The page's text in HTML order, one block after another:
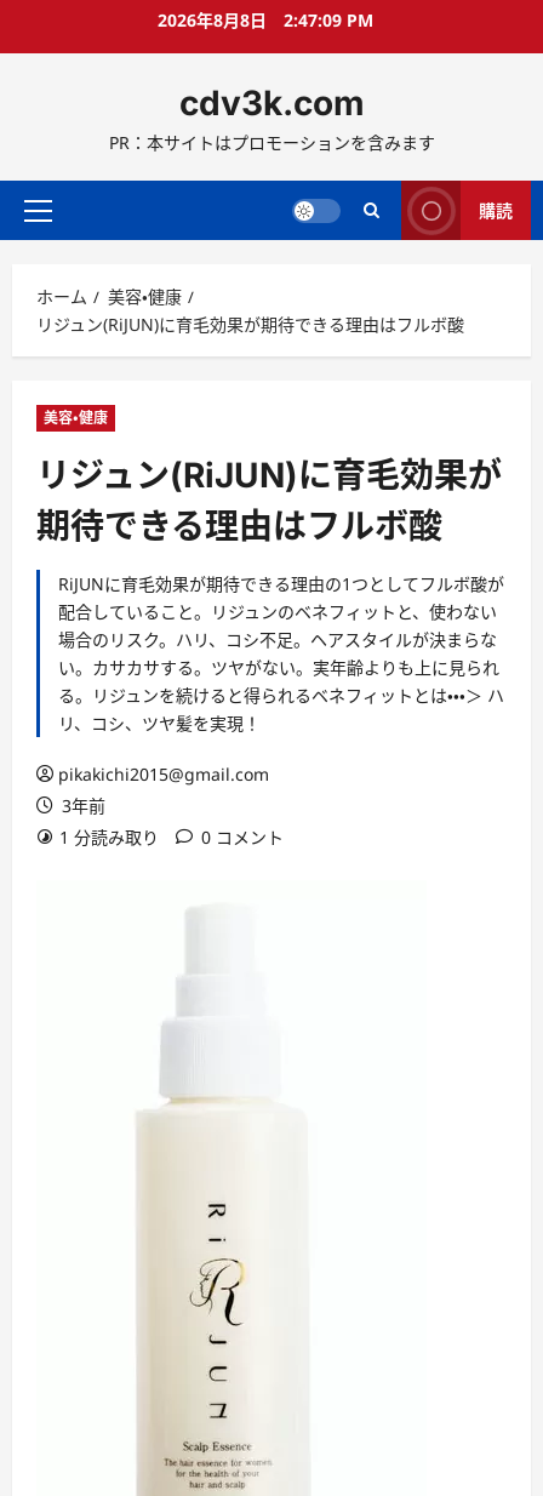
ス
ッ
2026年8月8日 2:47:10 PM
cdv3k.com
PR：本サイトはプロモーションを含みます
メ
メ
ニ
ュ
購読
ホーム
美容・健康
リジュン(RiJUN)に育毛効果が期待できる理由はフルボ酸
美容・健康
リジュン(RiJUN)に育毛効果が
期待できる理由はフルボ酸
RiJUNに育毛効果が期待できる理由の1つとしてフルボ酸が
配合していること。リジュンのベネフィットと、使わない
場合のリスク。ハリ、コシ不足。ヘアスタイルが決まらな
い。カサカサする。ツヤがない。実年齢よりも上に見られ
る。リジュンを続けると得られるベネフィットとは・・・＞ ハ
リ、コシ、ツヤ髪を実現！
pikakichi2015@gmail.com
3年前
1 分読み取り
0 コメント